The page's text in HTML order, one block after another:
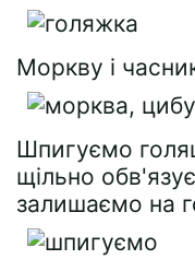
Моркву і
Шпигуємо
щільно
залишаємо на